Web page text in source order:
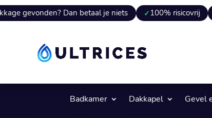
Dan betaal je niets 100% risicovrij 9 van 10
Badkamer Dakkapel Gevel